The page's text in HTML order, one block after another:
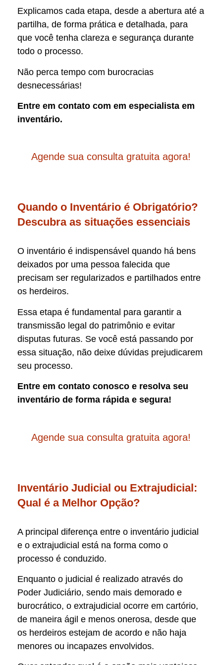
Explicamos cada etapa, desde a abertura até a
partilha, de forma prática e detalhada, para
que você tenha clareza e segurança durante
todo o processo.
Não perca tempo com burocracias
desnecessárias!
Entre em contato com em especialista em
inventário.
Agende sua consulta gratuita agora!
Quando o Inventário é Obrigatório?
Descubra as situações essenciais
O inventário é indispensável quando há bens
deixados por uma pessoa falecida que
precisam ser regularizados e partilhados entre
os herdeiros.
Essa etapa é fundamental para garantir a
transmissão legal do patrimônio e evitar
disputas futuras. Se você está passando por
essa situação, não deixe dúvidas prejudicarem
seu processo.
Entre em contato conosco e resolva seu
inventário de forma rápida e segura!
Agende sua consulta gratuita agora!
Inventário Judicial ou Extrajudicial:
Qual é a Melhor Opção?
A principal diferença entre o inventário judicial
e o extrajudicial está na forma como o
processo é conduzido.
Enquanto o judicial é realizado através do
Poder Judiciário, sendo mais demorado e
burocrático, o extrajudicial ocorre em cartório,
de maneira ágil e menos onerosa, desde que
os herdeiros estejam de acordo e não haja
menores ou incapazes envolvidos.